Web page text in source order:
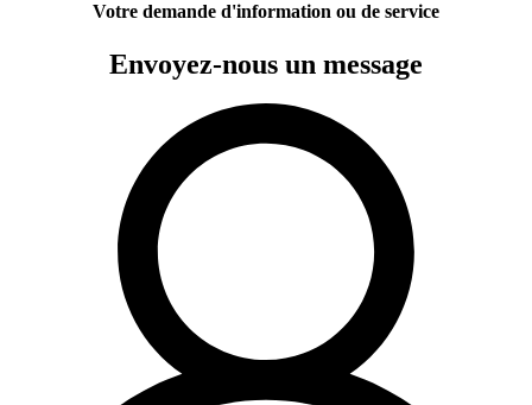
Votre demande d'information ou de service
Envoyez-nous un message